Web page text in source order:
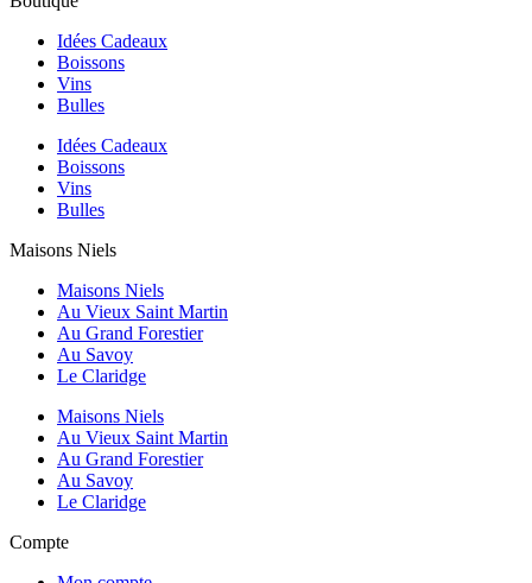
Idées Cadeaux
Boissons
Vins
Bulles
Idées Cadeaux
Boissons
Vins
Bulles
Maisons Niels
Maisons Niels
Au Vieux Saint Martin
Au Grand Forestier
Au Savoy
Le Claridge
Maisons Niels
Au Vieux Saint Martin
Au Grand Forestier
Au Savoy
Le Claridge
Compte